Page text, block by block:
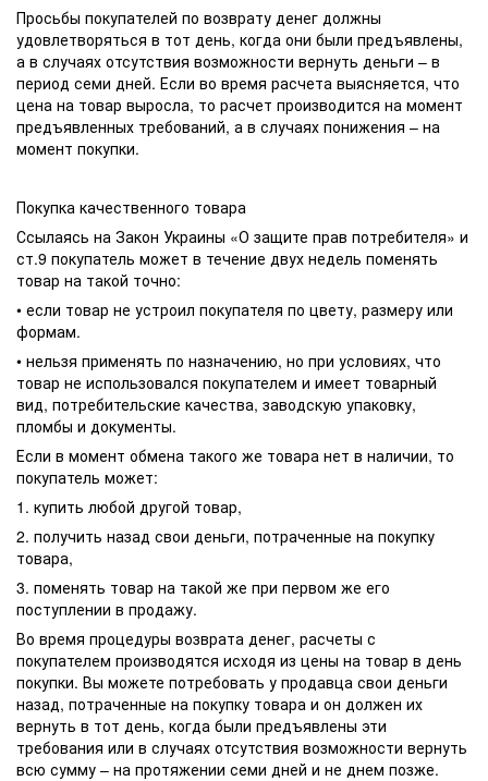
Просьбы покупателей по возврату денег должны
удовлетворяться в тот день, когда они были предъявлены,
а в случаях отсутствия возможности вернуть деньги – в
период семи дней. Если во время расчета выясняется, что
цена на товар выросла, то расчет производится на момент
предъявленных требований, а в случаях понижения – на
момент покупки.
Покупка качественного товара
Ссылаясь на Закон Украины «О защите прав потребителя» и
ст.9 покупатель может в течение двух недель поменять
товар на такой точно:
• если товар не устроил покупателя по цвету, размеру или
формам.
• нельзя применять по назначению, но при условиях, что
товар не использовался покупателем и имеет товарный
вид, потребительские качества, заводскую упаковку,
пломбы и документы.
Если в момент обмена такого же товара нет в наличии, то
покупатель может:
1. купить любой другой товар,
2. получить назад свои деньги, потраченные на покупку
товара,
3. поменять товар на такой же при первом же его
поступлении в продажу.
Во время процедуры возврата денег, расчеты с
покупателем производятся исходя из цены на товар в день
покупки. Вы можете потребовать у продавца свои деньги
назад, потраченные на покупку товара и он должен их
вернуть в тот день, когда были предъявлены эти
требования или в случаях отсутствия возможности вернуть
всю сумму – на протяжении семи дней и не днем позже.